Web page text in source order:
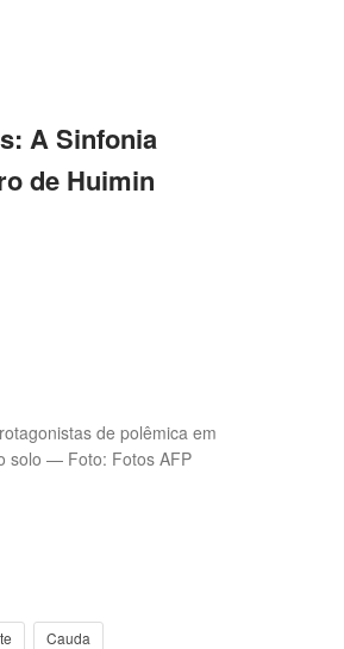
A Sinfonia
de Huimin
de polêmica em
solo — Foto: Fotos AFP
Cauda